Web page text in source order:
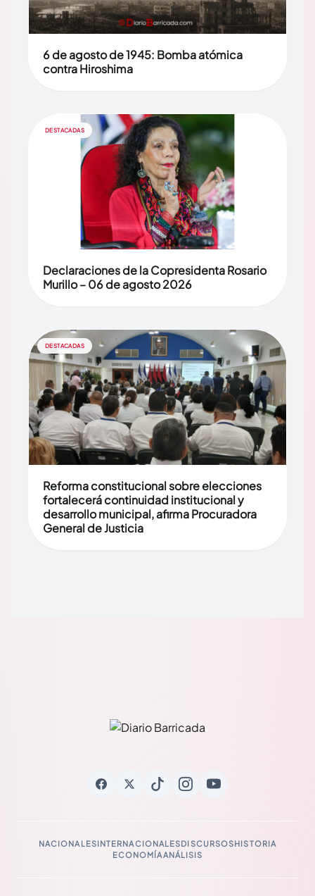
6 de agosto de 1945: Bomba atómica
contra Hiroshima
DESTACADAS
Declaraciones de la Copresidenta Rosario
Murillo – 06 de agosto 2026
DESTACADAS
Reforma constitucional sobre elecciones
fortalecerá continuidad institucional y
desarrollo municipal, afirma Procuradora
General de Justicia
NACIONALESINTERNACIONALESDISCURSOSHISTORIA
ECONOMÍAANÁLISIS